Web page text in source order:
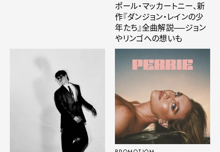
ポール・マッカートニー、新
作『ダンジョン・レインの少
年たち』全曲解説──ジョン
やリンゴへの想いも